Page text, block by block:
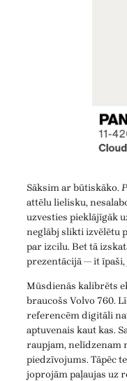
Sāksim ar būtiskāko.
attēlu lielisku,
uzvesties pieklājīgāk
neglābj slikti izvēlētu
par izcilu. Bet tā
prezentācijā — it
Mūsdienās kalibrēts
braucošs Volvo 760.
referencēm digitāli
aptuvenais kaut kas.
raupjam, nelīdzenam
piedzīvojums. Tāpēc
joprojām paļaujas uz